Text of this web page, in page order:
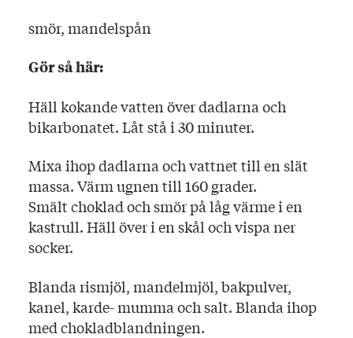
smör, mandelspån
Gör så här:
Häll kokande vatten över dadlarna och
bikarbonatet. Låt stå i 30 minuter.
Mixa ihop dadlarna och vattnet till en slät
massa. Värm ugnen till 160 grader.
Smält choklad och smör på låg värme i en
kastrull. Häll över i en skål och vispa ner
socker.
Blanda rismjöl, mandelmjöl, bakpulver,
kanel, karde- mumma och salt. Blanda ihop
med chokladblandningen.